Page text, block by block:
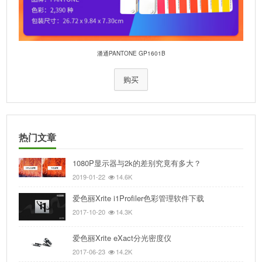
潘通PANTONE GP1601B
购买
热门文章
1080P显示器与2k的差别究竟有多大？
2019-01-22 14.6K
爱色丽Xrite i1Profiler色彩管理软件下载
2017-10-20 14.3K
爱色丽Xrite eXact分光密度仪
2017-06-23 14.2K